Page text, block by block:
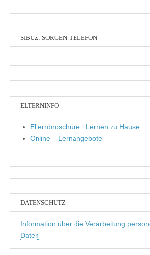
SIBUZ: SORGEN-TELEFON
ELTERNINFO
Elternbroschüre : Lernen zu Hause
Online – Lernangebote
DATENSCHUTZ
Information über die Verarbeitung
Daten